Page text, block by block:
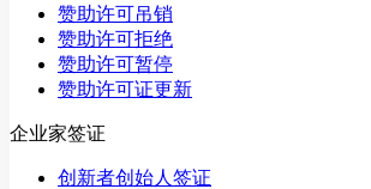
赞助许可吊销
赞助许可拒绝
赞助许可暂停
赞助许可证更新
企业家签证
创新者创始人签证